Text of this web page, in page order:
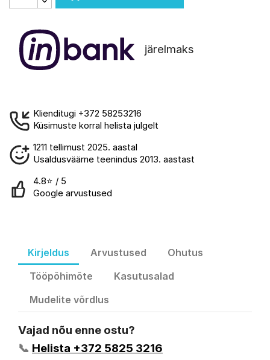
järelmaks
Klienditugi +372 58253216
Küsimuste korral helista julgelt
1211 tellimust 2025. aastal
Usaldusväärne teenindus 2013. aastast
4.8⭐ / 5
Google arvustused
Kirjeldus Arvustused
Ohutus
Tööpõhimõte
Kasutusalad
Mudelite võrdlus
Vajad nõu enne ostu?
📞 Helista +372 5825 3216